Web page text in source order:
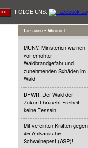
| FOLGE UNS:
Lies mich - Wichtig!
MUNV: Ministerien warnen
vor erhöhter
Waldbrandgefahr und
zunehmenden Schäden im
Wald
DFWR: Der Wald der
Zukunft braucht Freiheit,
keine Fesseln
Mit vereinten Kräften gegen
die Afrikanische
Schweinepest (ASP)!